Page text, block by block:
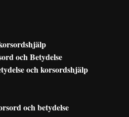
och Betydelse
och korsordshjälp
och betydelse